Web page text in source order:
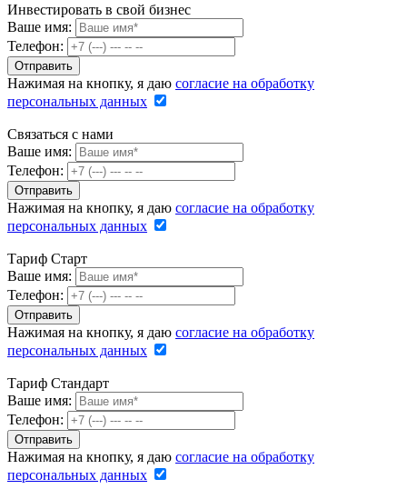
Инвестировать в свой бизнес
Ваше имя:
Телефон:
Нажимая на кнопку, я даю согласие на обработку
персональных данных
Связаться с нами
Ваше имя:
Телефон:
Нажимая на кнопку, я даю согласие на обработку
персональных данных
Тариф Старт
Ваше имя:
Телефон:
Нажимая на кнопку, я даю согласие на обработку
персональных данных
Тариф Стандарт
Ваше имя:
Телефон:
Нажимая на кнопку, я даю согласие на обработку
персональных данных